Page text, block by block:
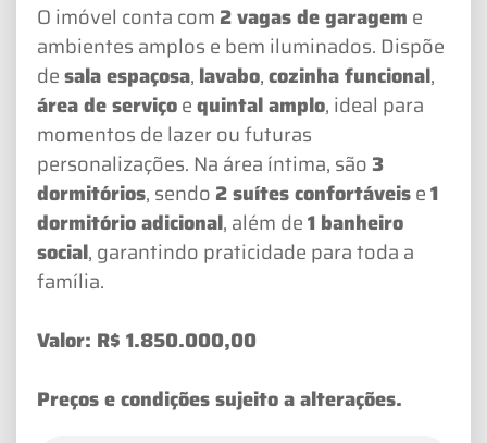
O imóvel conta com 2 vagas de garagem e
ambientes amplos e bem iluminados. Dispõe
desala espaçosa, lavabo,cozinha funcional,
área de serviçoequintal amplo, ideal para
momentos de lazer ou futuras
personalizações. Na área íntima, são 3
dormitórios, sendo 2 suítes confortáveise1
dormitório adicional, além de1 banheiro
social, garantindo praticidade para toda a
família.
Valor: R$ 1.850.000,00
Preços e condições sujeito a alterações.